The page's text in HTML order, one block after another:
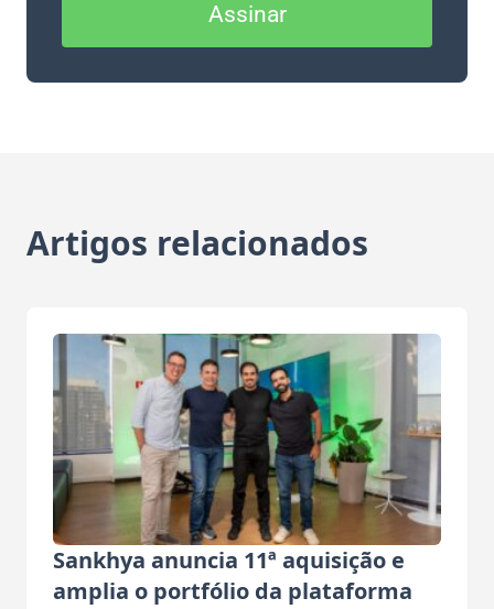
Assinar
Artigos relacionados
Sankhya anuncia 11ª aquisição e
amplia o portfólio da plataforma